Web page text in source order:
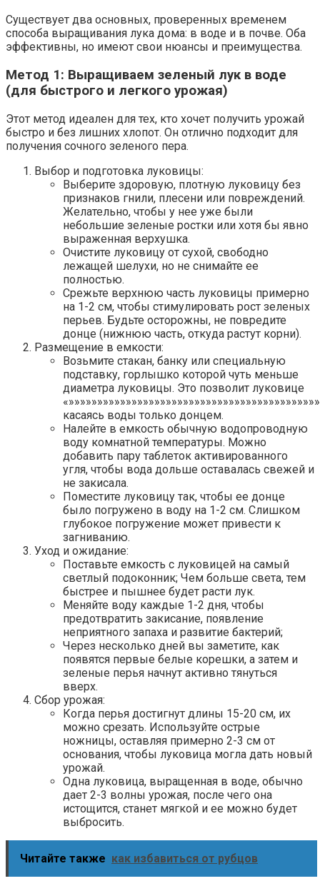
Существует два основных, проверенных временем
способа выращивания лука дома: в воде и в почве. Оба
эффективны, но имеют свои нюансы и преимущества.
Метод 1: Выращиваем зеленый лук в воде
(для быстрого и легкого урожая)
Этот метод идеален для тех, кто хочет получить урожай
быстро и без лишних хлопот. Он отлично подходит для
получения сочного зеленого пера.
Выбор и подготовка луковицы:
Выберите здоровую, плотную луковицу без
признаков гнили, плесени или повреждений.
Желательно, чтобы у нее уже были
небольшие зеленые ростки или хотя бы явно
выраженная верхушка.
Очистите луковицу от сухой, свободно
лежащей шелухи, но не снимайте ее
полностью.
Срежьте верхнюю часть луковицы примерно
на 1-2 см, чтобы стимулировать рост зеленых
перьев. Будьте осторожны, не повредите
донце (нижнюю часть, откуда растут корни).
Размещение в емкости:
Возьмите стакан, банку или специальную
подставку, горлышко которой чуть меньше
диаметра луковицы. Это позволит луковице
касаясь воды только донцем.
Налейте в емкость обычную водопроводную
воду комнатной температуры. Можно
добавить пару таблеток активированного
угля, чтобы вода дольше оставалась свежей и
не закисала.
Поместите луковицу так, чтобы ее донце
было погружено в воду на 1-2 см. Слишком
глубокое погружение может привести к
загниванию.
Уход и ожидание:
Поставьте емкость с луковицей на самый
светлый подоконник; Чем больше света, тем
быстрее и пышнее будет расти лук.
Меняйте воду каждые 1-2 дня, чтобы
предотвратить закисание, появление
неприятного запаха и развитие бактерий;
Через несколько дней вы заметите, как
появятся первые белые корешки, а затем и
зеленые перья начнут активно тянуться
вверх.
Сбор урожая:
Когда перья достигнут длины 15-20 см, их
можно срезать. Используйте острые
ножницы, оставляя примерно 2-3 см от
основания, чтобы луковица могла дать новый
урожай.
Одна луковица, выращенная в воде, обычно
дает 2-3 волны урожая, после чего она
истощится, станет мягкой и ее можно будет
выбросить.
Читайте также как избавиться от рубцов